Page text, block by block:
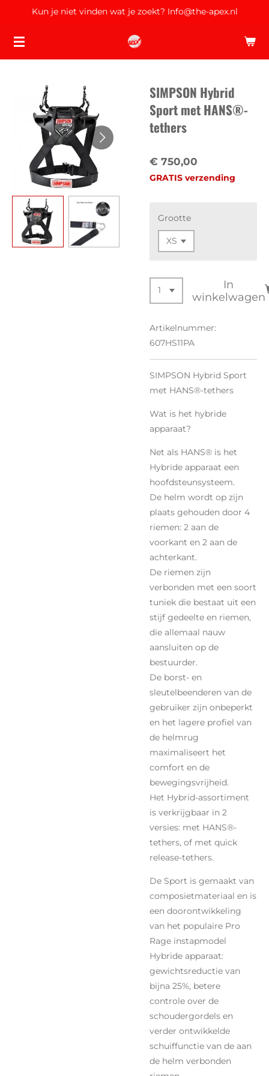
naar
de
Kun je niet vinden wat je zoekt? Info@the-apex.nl
SIMPSON Hybrid
Sport met HANS®-
tethers
€ 750,00
GRATIS verzending
Grootte
In
winkelwagen
Artikelnummer:
607HS11PA
SIMPSON Hybrid Sport
met HANS®-tethers
Wat is het hybride
apparaat?
Net als HANS® is het
Hybride apparaat een
hoofdsteunsysteem.
De helm wordt op zijn
plaats gehouden door 4
riemen: 2 aan de
voorkant en 2 aan de
achterkant.
De riemen zijn
verbonden met een soort
tuniek die bestaat uit een
stijf gedeelte en riemen,
die allemaal nauw
aansluiten op de
bestuurder.
De borst- en
sleutelbeenderen van de
gebruiker zijn onbeperkt
en het lagere profiel van
de helmrug
maximaliseert het
comfort en de
bewegingsvrijheid.
Het Hybrid-assortiment
is verkrijgbaar in 2
versies: met HANS®-
tethers, of met quick
release-tethers.
De Sport is gemaakt van
composietmateriaal en is
een doorontwikkeling
van het populaire Pro
Rage instapmodel
Hybride apparaat:
gewichtsreductie van
bijna 25%, betere
controle over de
schoudergordels en
verder ontwikkelde
schuiffunctie van de aan
de helm verbonden